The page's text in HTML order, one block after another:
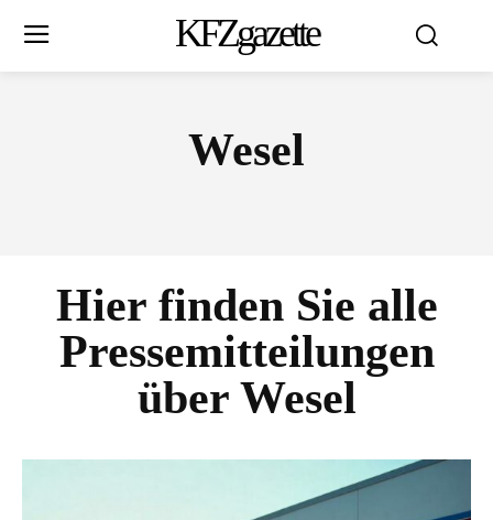
KFZgazette
Wesel
Hier finden Sie alle
Pressemitteilungen
über Wesel